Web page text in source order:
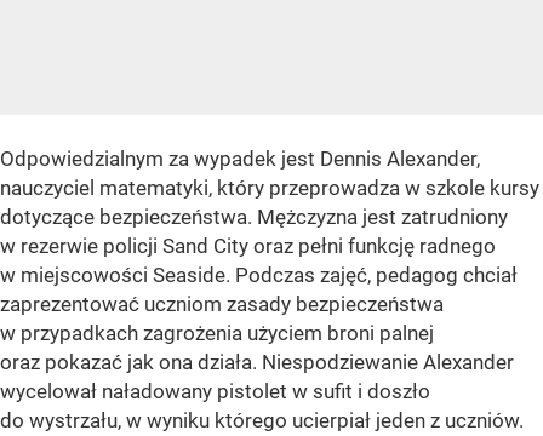
Odpowiedzialnym za wypadek jest Dennis Alexander,
nauczyciel matematyki, który przeprowadza w szkole kursy
dotyczące bezpieczeństwa. Mężczyzna jest zatrudniony
w rezerwie policji Sand City oraz pełni funkcję radnego
w miejscowości Seaside. Podczas zajęć, pedagog chciał
zaprezentować uczniom zasady bezpieczeństwa
w przypadkach zagrożenia użyciem broni palnej
oraz pokazać jak ona działa. Niespodziewanie Alexander
wycelował naładowany pistolet w sufit i doszło
do wystrzału, w wyniku którego ucierpiał jeden z uczniów.